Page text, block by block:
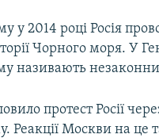
у 2014 році Росія
Чорного моря. У
називають
протест Росії
Реакції Москви на це